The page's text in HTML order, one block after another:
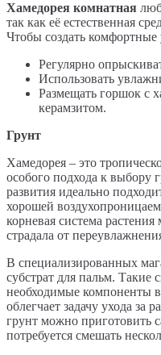
Хамедорея комнатная
так как её естественная
Чтобы создать
Регулярно
Использовать
Размещать горшок с
керамзитом.
Грунт
Хамедорея – это
особого подхода к выбору
развития идеально
хорошей
корневая система
страдала от
В специализированных
субстрат для пальм. Такие
необходимые компоненты
облегчает задачу ухода за
грунт можно приготовить
потребуется смешать